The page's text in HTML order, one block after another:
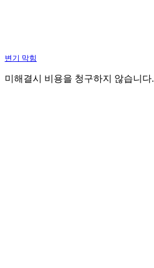
변기 막힘
미해결시 비용을 청구하지 않습니다.